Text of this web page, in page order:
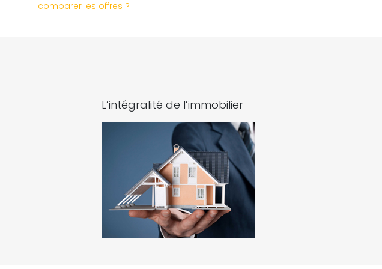
comparer les offres ?
L’intégralité de l’immobilier